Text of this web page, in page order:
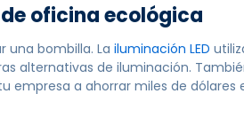
oficina ecológica
una bombilla. La iluminación LED
alternativas de iluminación.
empresa a ahorrar miles de dólares